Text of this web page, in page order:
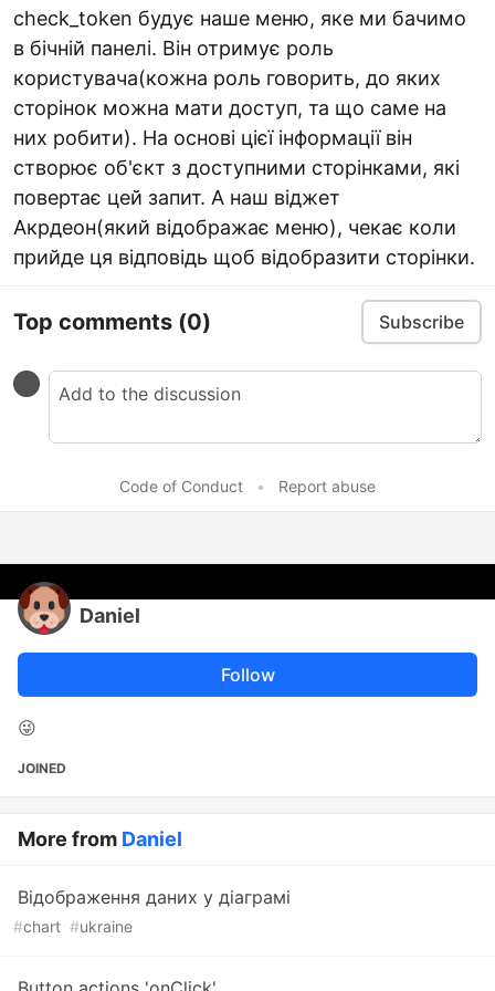
check_token будує наше меню, яке ми бачимо
в бічній панелі. Він отримує роль
користувача(кожна роль говорить, до яких
сторінок можна мати доступ, та що саме на
них робити). На основі цієї інформації він
створює об'єкт з доступними сторінками, які
повертає цей запит. А наш віджет
Акрдеон(який відображає меню), чекає коли
прийде ця відповідь щоб відобразити сторінки.
Top comments (0) Subscribe
Code of Conduct • Report abuse
Daniel
Follow
😜
JOINED
More from Daniel
Відображення даних у діаграмі
#chart #ukraine